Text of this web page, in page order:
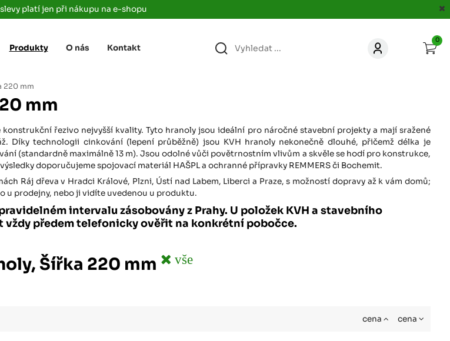
platí jen při nákupu na e-shopu
220 mm
mm
konstrukční řezivo nejvyšší kvality. Tyto hranoly jsou ideální pro náročné stavební projekty a mají sražené
Díky technologii cinkování (lepení průběžně) jsou KVH hranoly nekonečně dlouhé, přičemž délka je
(standardně maximálně 13 m). Jsou odolné vůči povětrnostním vlivům a skvěle se hodí pro konstrukce,
doporučujeme spojovací materiál HAŠPL a ochranné přípravky REMMERS či Bochemit.
Ráj dřeva v Hradci Králové, Plzni, Ústí nad Labem, Liberci a Praze, s možností dopravy až k vám domů;
prodejny, nebo ji vidíte uvedenou u produktu.
intervalu zásobovány z Prahy. U položek KVH a stavebního
vždy předem telefonicky ověřit na konkrétní pobočce.
Šířka 220 mm vše
cena cena
Produkty O nás Kontakt
0
nad Labem, 400 01
181
Hradec Králové, 503 32
rajdrevahradec
jacer.cz
110
čerpací stanicí TANK ONO)
250 72
+420 734 850 860
rajdrevapraha
KONTAKT
Albert)
4, 301 00
+420 603 162 667
rajdrevaplzen
jacer.cz
KONTAKT
konci ulice u zrcadla)
XI – Liberec, 460 01
rajdrevaliberec